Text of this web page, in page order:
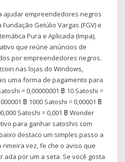
ajudar empreendedores negros
Getúlio Vargas (FGV) e
Pura e Aplicada (Impa),
que reúne anúncios de
por empreendedores negros.
nas lojas do Windows,
uma forma de pagamento para
= 0,00000001 ฿ 10 Satoshi =
฿ 1000 Satoshi = 0,00001 ฿
Satoshi = 0,001 ฿ Wonder
para ganhar satoshis com
destaco um simples passo a
rimeira vez, fe che o aviso que
ada por um a seta. Se você gosta